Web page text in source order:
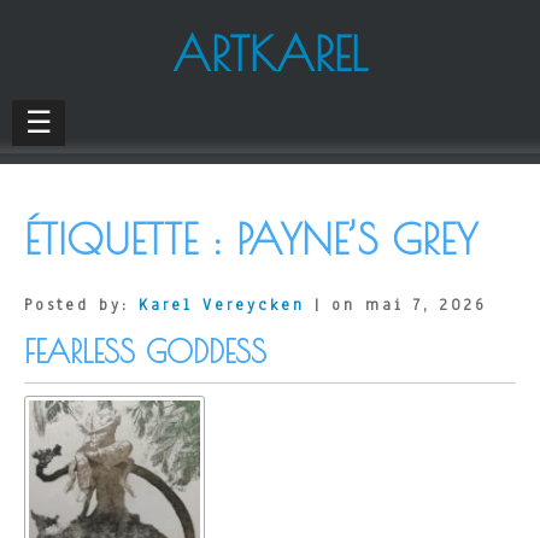
ARTKAREL
☰
ÉTIQUETTE : PAYNE’S GREY
Posted by: Karel Vereycken | on mai 7, 2026
FEARLESS GODDESS